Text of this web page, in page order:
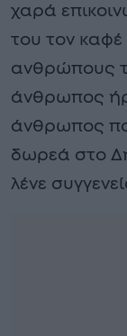
χαρά
του τον
ανθρώπους
άνθρωπος
άνθρωπος
δωρεά στο
λένε